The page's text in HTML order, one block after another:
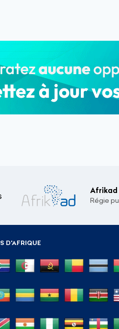
Afrikad
Régie
D'AFRIQUE